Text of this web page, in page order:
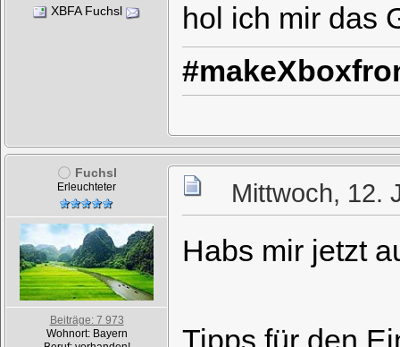
XBFA Fuchsl
hol ich mir das
Fuchsl
Erleuchteter
Beiträge: 7 973
Wohnort: Bayern
Mittwoch, 12.
Habs mir jetzt
Tipps für den